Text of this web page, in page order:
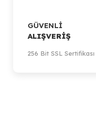
GÜVENLİ
ALIŞVERİŞ
256 Bit SSL Sertifikası